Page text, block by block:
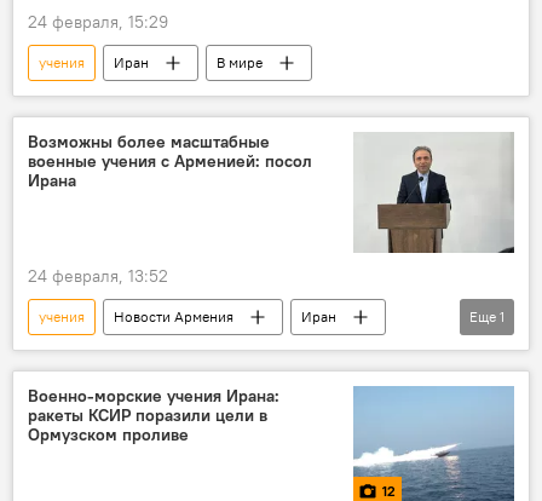
24 февраля, 15:29
учения Иран В мире
Возможны более масштабные
военные учения с Арменией: посол
Ирана
24 февраля, 13:52
учения Новости Армения
Иран
посол
Еще 1
Военно-морские учения Ирана:
ракеты КСИР поразили цели в
Ормузском проливе
12